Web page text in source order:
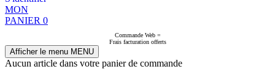
MON
PANIER 0
Commande Web =
Frais facturation offerts
Afficher le menu MENU
Aucun article dans votre panier de commande